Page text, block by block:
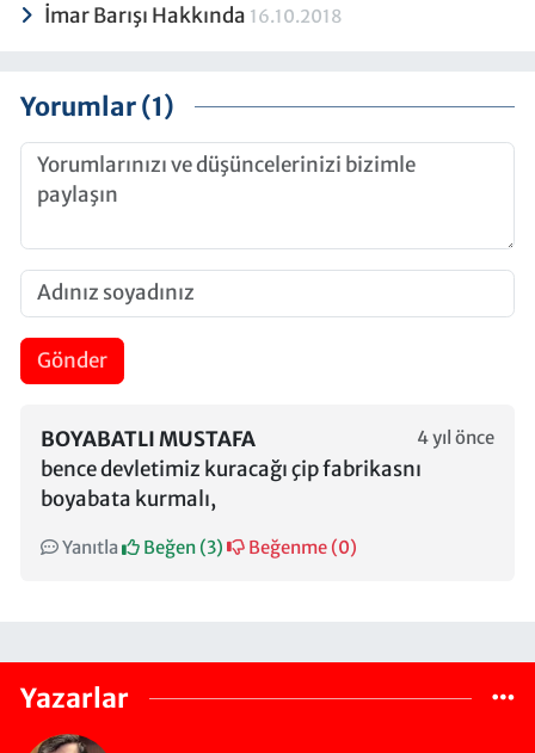
İmar Barışı Hakkında 16.10.2018
Yorumlar (1)
Gönder
BOYABATLI MUSTAFA 4 yıl önce
bence devletimiz kuracağı çip fabrikasnı
boyabata kurmalı,
Yanıtla Beğen (3) Beğenme (0)
Yazarlar